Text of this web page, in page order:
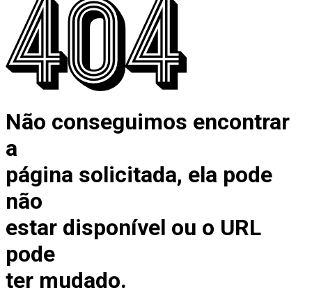
Não conseguimos encontrar
a
página solicitada, ela pode
não
estar disponível ou o URL
pode
ter mudado.